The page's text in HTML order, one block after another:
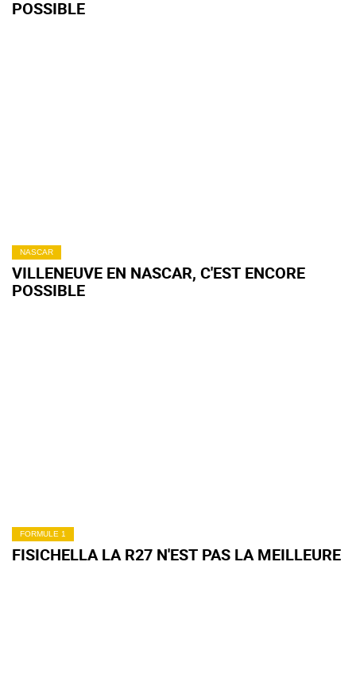
POSSIBLE
NASCAR
VILLENEUVE EN NASCAR, C'EST ENCORE
POSSIBLE
FORMULE 1
FISICHELLA LA R27 N'EST PAS LA MEILLEURE